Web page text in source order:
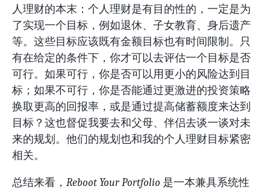
人理财的本末：个人理财是有目的性的，一定是为
了实现一个目标，例如退休、子女教育、身后遗产
等。这些目标应该既有金额目标也有时间限制。只
有在给定的条件下，你才可以去评估一个目标是否
可行。如果可行，你是否可以用更小的风险达到目
标；如果不可行，你是否能通过更激进的投资策略
换取更高的回报率，或是通过提高储蓄额度来达到
目标？这也督促我要去和父母、伴侣去谈一谈对未
来的规划。他们的规划也和我的个人理财目标紧密
相关。
总结来看， Reboot Your Portfolio 是一本兼具系统性